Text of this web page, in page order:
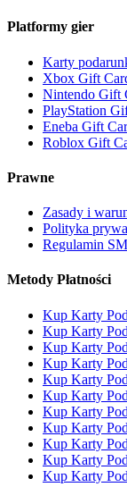
Platformy gier
Karty
Xbox Gift
Nintendo Gift
PlayStation
Eneba Gift
Roblox Gift
Prawne
Zasady i
Polityka
Regulamin
Metody Płatności
Kup Karty
Kup Karty
Kup Karty
Kup Karty
Kup Karty
Kup Karty
Kup Karty
Kup Karty
Kup Karty
Kup Karty
Kup Karty